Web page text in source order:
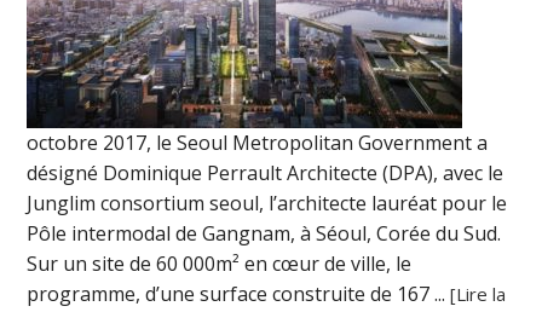
octobre 2017, le Seoul Metropolitan Government a
désigné Dominique Perrault Architecte (DPA), avec le
Junglim consortium seoul, l’architecte lauréat pour le
Pôle intermodal de Gangnam, à Séoul, Corée du Sud.
Sur un site de 60 000m² en cœur de ville, le
programme, d’une surface construite de 167 ...[Lire la